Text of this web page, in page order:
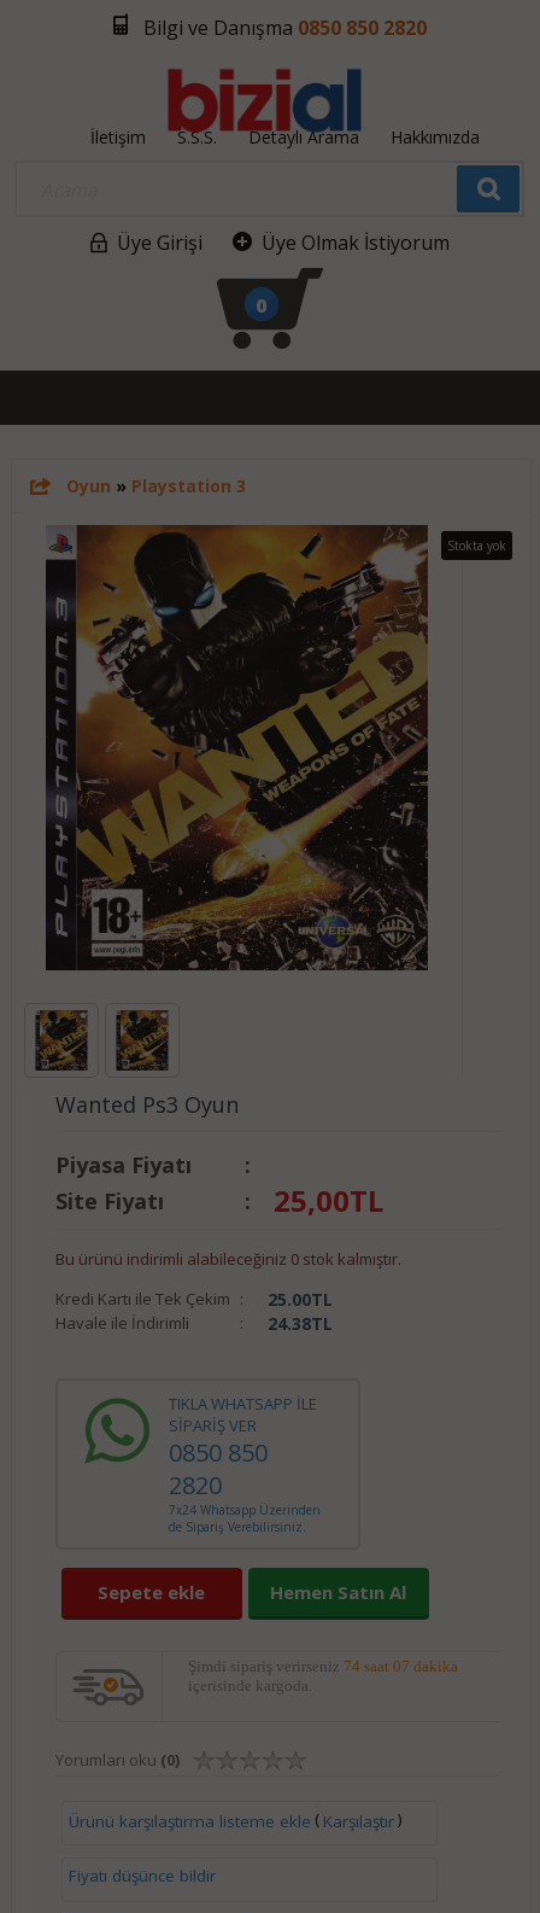
Bilgi ve Danışma 0850 850 2820
İletişim S.S.S. Detaylı Arama Hakkımızda
Üye Girişi Üye Olmak İstiyorum
0
Oyun » Playstation 3
Stokta yok
Wanted Ps3 Oyun
Piyasa Fiyatı
:
Site Fiyatı
: 25,00TL
Bu ürünü indirimli alabileceğiniz 0 stok kalmıştır.
Kredi Kartı ile Tek Çekim : 25.00TL
Havale ile İndirimli : 24.38TL
TIKLA WHATSAPP İLE
SİPARİŞ VER
0850 850
2820
7x24 Whatsapp Üzerinden
de Sipariş Verebilirsiniz.
Sepete ekle Hemen Satın Al
Şimdi sipariş verirseniz 74 saat 07 dakika
içerisinde kargoda.
Yorumları oku (0)
Ürünü karşılaştırma listeme ekle ( Karşılaştır)
Fiyatı düşünce bildir